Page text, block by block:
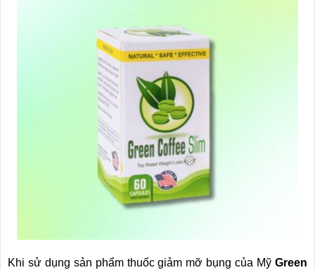
Khi sử dụng sản phẩm thuốc giảm mỡ bụng của Mỹ Green